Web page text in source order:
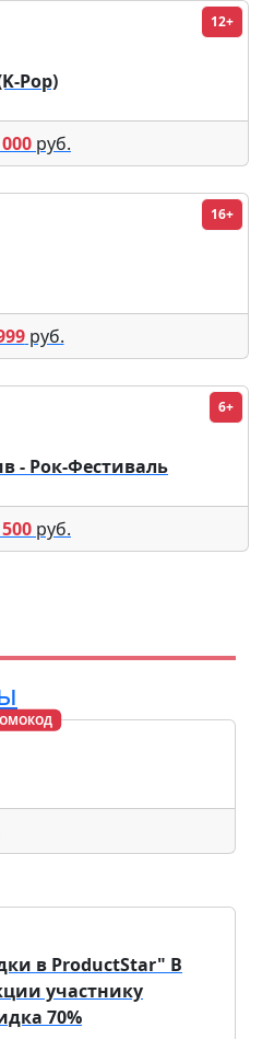
12+
Pop)
руб.
16+
руб.
6+
- Рок-Фестиваль
руб.
в ProductStar" В
участнику
70%